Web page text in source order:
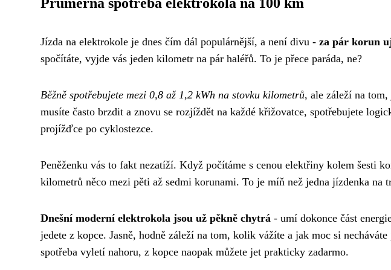
Jízda na elektrokole je dnes čím dál populárnější, a není divu - za pár korun
spočítáte, vyjde vás jeden kilometr na pár haléřů. To je přece paráda, ne?
Běžně spotřebujete mezi 0,8 až 1,2 kWh na stovku kilometrů, ale záleží na
musíte často brzdit a znovu se rozjíždět na každé křižovatce, spotřebujete
projížďce po cyklostezce.
Peněženku vás to fakt nezatíží. Když počítáme s cenou elektřiny kolem šesti
kilometrů něco mezi pěti až sedmi korunami. To je míň než jedna jízdenka na
Dnešní moderní elektrokola jsou už pěkně chytrá - umí dokonce část
jedete z kopce. Jasně, hodně záleží na tom, kolik vážíte a jak moc si
spotřeba vyletí nahoru, z kopce naopak můžete jet prakticky zadarmo.